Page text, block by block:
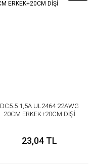
DC5.5 1,5A UL2464 22AWG
20CM ERKEK+20CM DİŞİ
23,04 TL